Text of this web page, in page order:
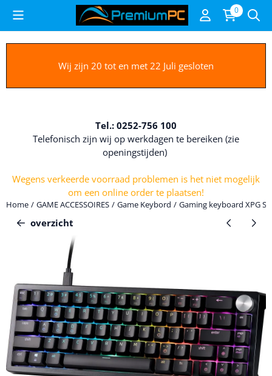
Cookievoorkeuren zijn beschikbaar. Kies instellingen of sta alle
0
Wij zijn 20 tot en met 22 Juli gesloten
Tel.: 0252-756 100
Telefonisch zijn wij op werkdagen te bereiken (zie
openingstijden)
Wegens verkeerde voorraad problemen is het niet mogelijk
om een online order te plaatsen!
Home / GAME ACCESSOIRES / Game Keybord / Gaming keyboard XPG
overzicht